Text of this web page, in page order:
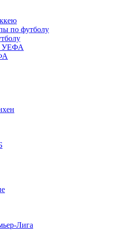
по футболу
УЕФА
Лига